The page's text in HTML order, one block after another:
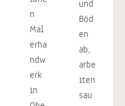
n
Mal
erha
ndw
erk
in
und
Böd
en
ab,
arbe
iten
sau